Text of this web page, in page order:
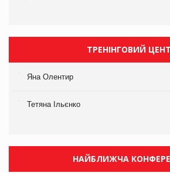
ТРЕНІНГОВИЙ
Яна Олентир
Тетяна Ільєнко
НАЙБЛИЖЧА